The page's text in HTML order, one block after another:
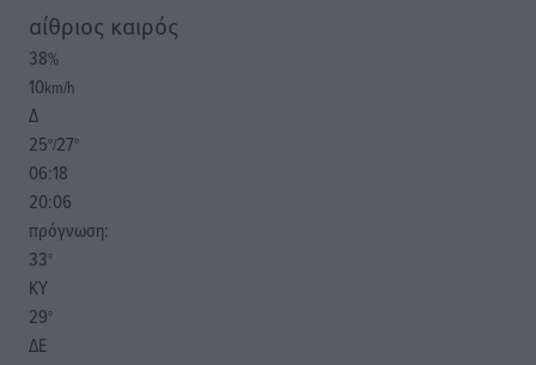
αίθριος καιρός
38%
10km/h
Δ
25°/27°
06:18
20:06
πρόγνωση:
33°
ΚΥ
29°
ΔΕ